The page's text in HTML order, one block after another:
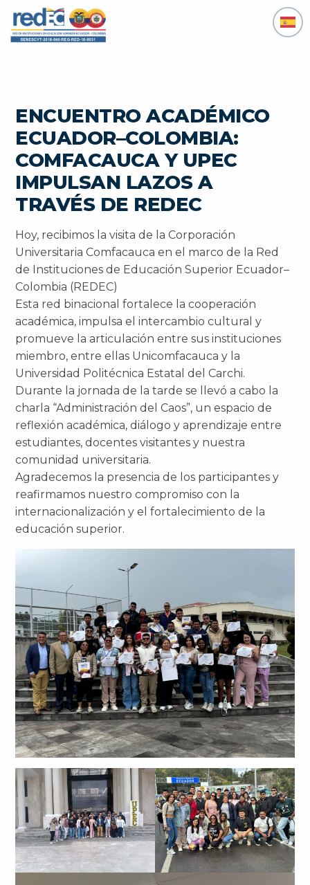
contenido
ENCUENTRO ACADÉMICO
ECUADOR–COLOMBIA:
COMFACAUCA Y UPEC
IMPULSAN LAZOS A
TRAVÉS DE REDEC
Hoy, recibimos la visita de la Corporación
Universitaria Comfacauca en el marco de la Red
de Instituciones de Educación Superior Ecuador–
Colombia (REDEC)
Esta red binacional fortalece la cooperación
académica, impulsa el intercambio cultural y
promueve la articulación entre sus instituciones
miembro, entre ellas Unicomfacauca y la
Universidad Politécnica Estatal del Carchi.
Durante la jornada de la tarde se llevó a cabo la
charla “Administración del Caos”, un espacio de
reflexión académica, diálogo y aprendizaje entre
estudiantes, docentes visitantes y nuestra
comunidad universitaria.
Agradecemos la presencia de los participantes y
reafirmamos nuestro compromiso con la
internacionalización y el fortalecimiento de la
educación superior.